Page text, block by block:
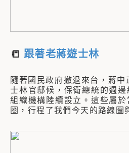
📒 跟著老蔣遊士林
隨著國民政府撤退來台，蔣
士林官邸候，保衛總統的週
組織機構陸續設立。這些屬
圈，行程了我們今天的路線圖